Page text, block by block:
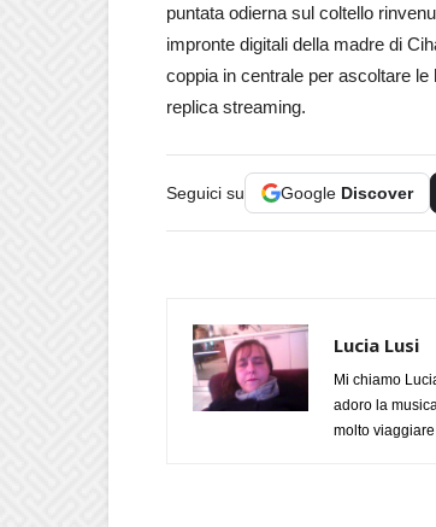
puntata odierna sul coltello
impronte digitali della madre di
coppia in centrale per ascoltare
replica streaming.
Seguici su Google Discover
Lucia Lusi
Mi chiamo
adoro la
molto